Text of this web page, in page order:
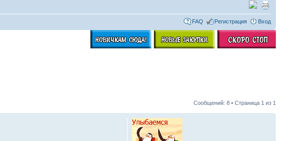
FAQ Регистрация Вход
Сообщений: 8 • Страница 1 из 1